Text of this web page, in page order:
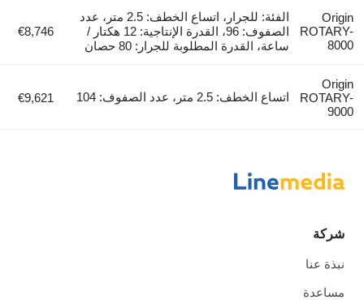
Origin
ROTARY-
8000
الفئة: للجرار، اتساع الخطف: 2.5 متر، عدد
الصفوف: 96، القدرة الإنتاجية: 12 هكتار /
ساعة، القدرة المطلوبة للجرار: 80 حصان
€8,746
Origin
ROTARY-
9000
اتساع الخطف: 2.5 متر، عدد الصفوف: 104 €9,621
شركة
نبذة عنا
مساعدة